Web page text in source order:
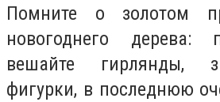
Помните о золотом
новогоднего дерева:
вешайте гирлянды,
фигурки, в последнюю